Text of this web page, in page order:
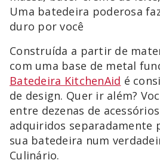
Uma batedeira poderosa
duro por você
Construída a partir de
com uma base de metal
Batedeira KitchenAid é
de design. Quer ir além?
entre dezenas de
adquiridos separadamente
sua batedeira num
Culinário.